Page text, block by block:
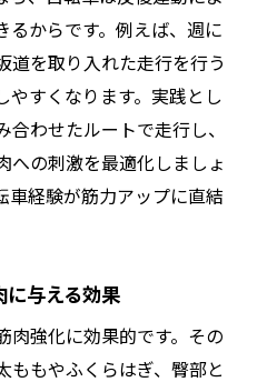
るからです。例えば、週に
道を取り入れた走行を行う
やすくなります。実践とし
わせたルートで走行し、
への刺激を最適化しましょ
車経験が筋力アップに直結
に与える効果
肉強化に効果的です。その
ももやふくらはぎ、臀部と